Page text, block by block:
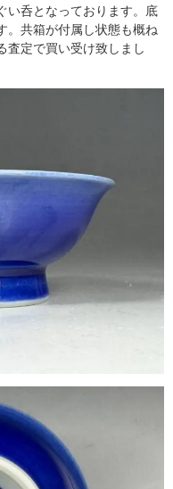
い呑となっております。底
。共箱が付属し状態も概ね
査定で買い受け致しまし